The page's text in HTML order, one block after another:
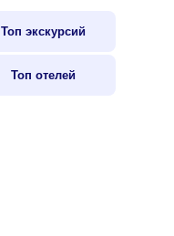
Топ экскурсий
Топ отелей